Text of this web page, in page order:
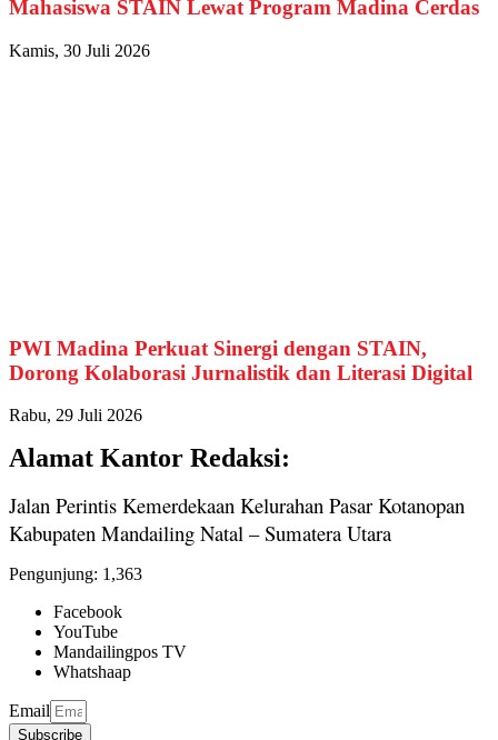
Mahasiswa STAIN Lewat Program Madina Cerdas
Kamis, 30 Juli 2026
PWI Madina Perkuat Sinergi dengan STAIN,
Dorong Kolaborasi Jurnalistik dan Literasi Digital
Rabu, 29 Juli 2026
Alamat Kantor Redaksi:
Jalan Perintis Kemerdekaan Kelurahan Pasar Kotanopan
Kabupaten Mandailing Natal – Sumatera Utara
Pengunjung: 1,363
Facebook
YouTube
Mandailingpos TV
Whatshaap
Email
Subscribe